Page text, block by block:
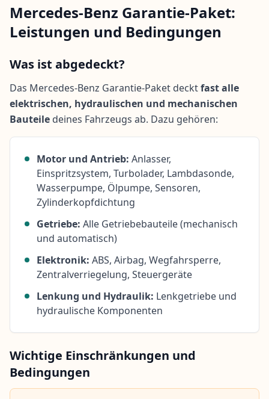
Mercedes-Benz Garantie-Paket:
Leistungen und Bedingungen
Was ist abgedeckt?
Das Mercedes-Benz Garantie-Paket decktfast alle
elektrischen, hydraulischen und mechanischen
Bauteile deines Fahrzeugs ab. Dazu gehören:
Motor und Antrieb: Anlasser,
Einspritzsystem, Turbolader, Lambdasonde,
Wasserpumpe, Ölpumpe, Sensoren,
Zylinderkopfdichtung
Getriebe: Alle Getriebebauteile (mechanisch
und automatisch)
Elektronik: ABS, Airbag, Wegfahrsperre,
Zentralverriegelung, Steuergeräte
Lenkung und Hydraulik: Lenkgetriebe und
hydraulische Komponenten
Wichtige Einschränkungen und
Bedingungen